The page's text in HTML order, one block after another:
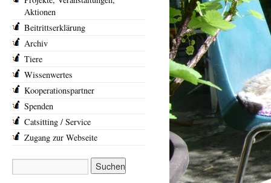
Aktionen
Beitrittserklärung
Archiv
Tiere
Wissenwertes
Kooperationspartner
Spenden
Catsitting / Service
Zugang zur Webseite